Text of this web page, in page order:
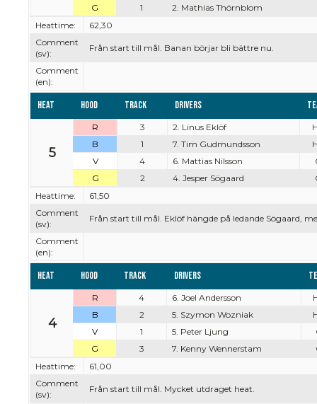
G 1 2. Mathias Thörnblom
Heattime:
62,30
Comment
(sv):
Från start till mål. Banan börjar bli bättre nu.
Comment
(en):
Heat Hood Track Drivers
5
R 3 2. Linus Eklöf
B
1 7. Tim Gudmundsson
V
4 6. Mattias Nilsson
G
2 4. Jesper Sögaard
Heattime:
61,50
Comment
(sv):
Från start till mål. Eklöf hängde på ledande Sögaard,
Comment
(en):
Heat Hood Track Drivers
4
R 4 6. Joel Andersson
B
2 5. Szymon Wozniak
V
1 5. Peter Ljung
G
3 7. Kenny Wennerstam
Heattime:
61,00
Comment
(sv):
Från start till mål. Mycket utdraget heat.